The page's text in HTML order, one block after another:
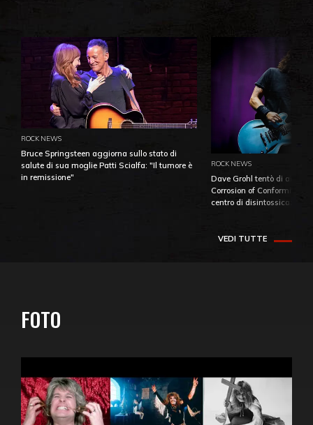
ROCK NEWS
Bruce Springsteen aggiorna sullo stato di
salute di sua moglie Patti Scialfa: "Il tumore è
in remissione"
ROCK NEWS
Dave Grohl tentò di
Corrosion of Conformity
centro di
VEDI TUTTE
FOTO